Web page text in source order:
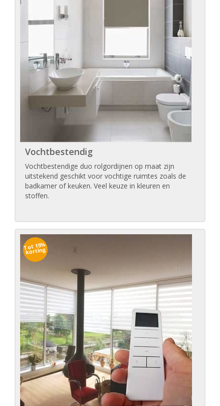
Vochtbestendig
Vochtbestendige duo rolgordijnen op maat zijn
uitstekend geschikt voor vochtige ruimtes zoals de
badkamer of keuken. Veel keuze in kleuren en
stoffen.
Tot 15%
korting